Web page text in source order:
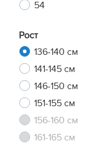
54
Рост
136-140 см
141-145 см
146-150 см
151-155 см
156-160 см
161-165 см